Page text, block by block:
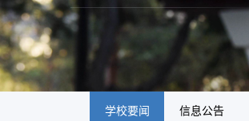
学校要闻 信息公告